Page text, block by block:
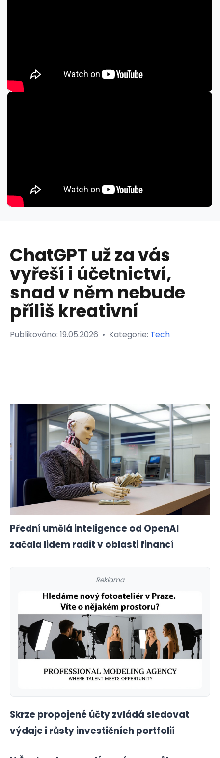
ChatGPT už za vás
vyřeší i účetnictví,
snad v něm nebude
příliš kreativní
Publikováno: 19.05.2026 • Kategorie: Tech
Přední umělá inteligence od OpenAI
začala lidem radit v oblasti financí
Reklama
Skrze propojené účty zvládá sledovat
výdaje i růsty investičních portfolií